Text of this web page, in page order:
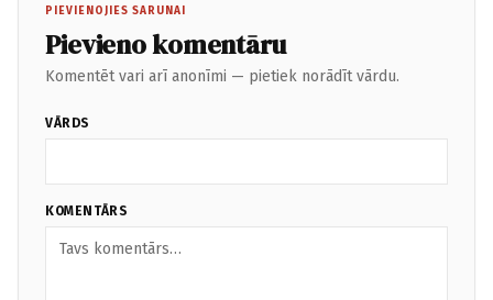
PIEVIENOJIES SARUNAI
Pievieno komentāru
Komentēt vari arī anonīmi — pietiek norādīt vārdu.
VĀRDS
KOMENTĀRS